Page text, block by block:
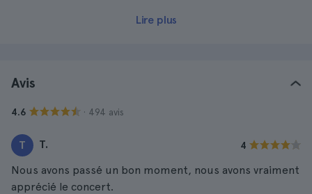
Lire plus
Avis
4.6 · 494 avis
T T. 4
Nous avons passé un bon moment, nous avons vraiment
apprécié le concert.